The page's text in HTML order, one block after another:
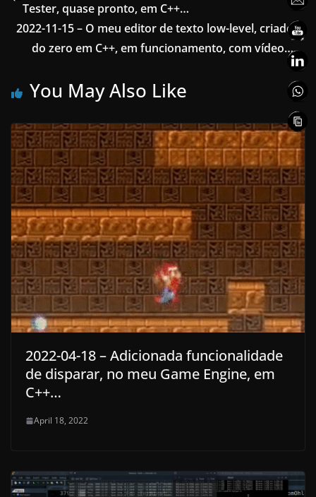
Tester, quase pronto, em C++…
2022-11-15 – O meu editor de texto low-level, criado
do zero em C++, em funcionamento, com vídeo…
You May Also Like
2022-04-18 – Adicionada funcionalidade
de disparar, no meu Game Engine, em
C++…
April 18, 2022